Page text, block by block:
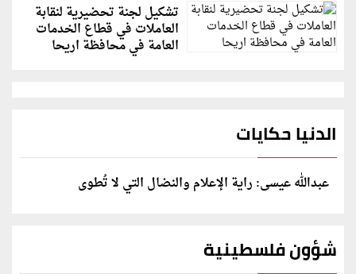
تشكيل لجنة تحضيرية لنقابة
العاملات في قطاع الخدمات
العامة في محافظة اريحا
الدنيا حكايات
عبدالله عيسى: راية الإعلام والنضال التي لا تُطوى
شؤون فلسطينية